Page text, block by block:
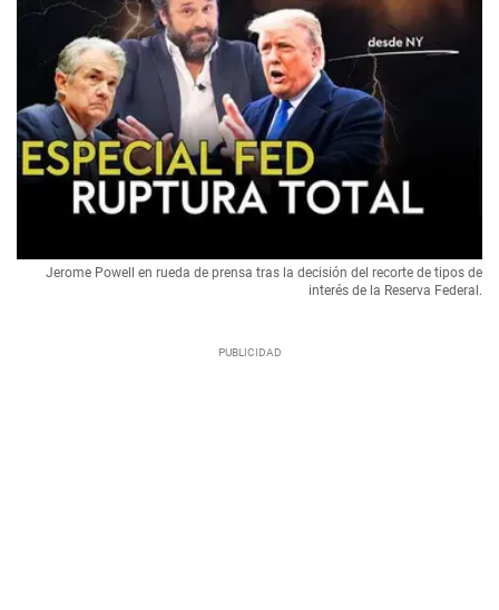
Jerome Powell en rueda de prensa tras la decisión del recorte de tipos de
interés de la Reserva Federal.